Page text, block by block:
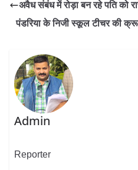
अवैध संबंध में रोड़ा बन रहे पति को
पंडरिया के निजी स्कूल टीचर की
Admin
Reporter